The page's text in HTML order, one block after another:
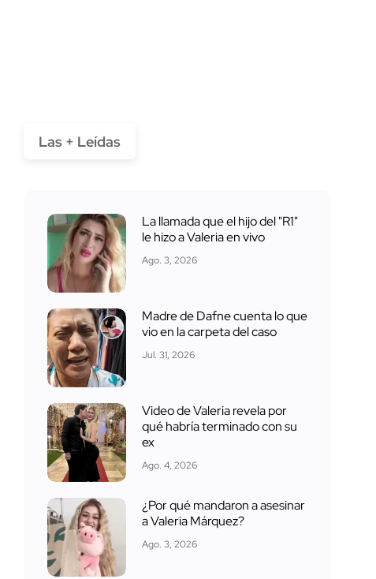
Las + Leídas
La llamada que el hijo del "R1"
le hizo a Valeria en vivo
Ago. 3, 2026
Madre de Dafne cuenta lo que
vio en la carpeta del caso
Jul. 31, 2026
Video de Valeria revela por
qué habría terminado con su
ex
Ago. 4, 2026
¿Por qué mandaron a asesinar
a Valeria Márquez?
Ago. 3, 2026